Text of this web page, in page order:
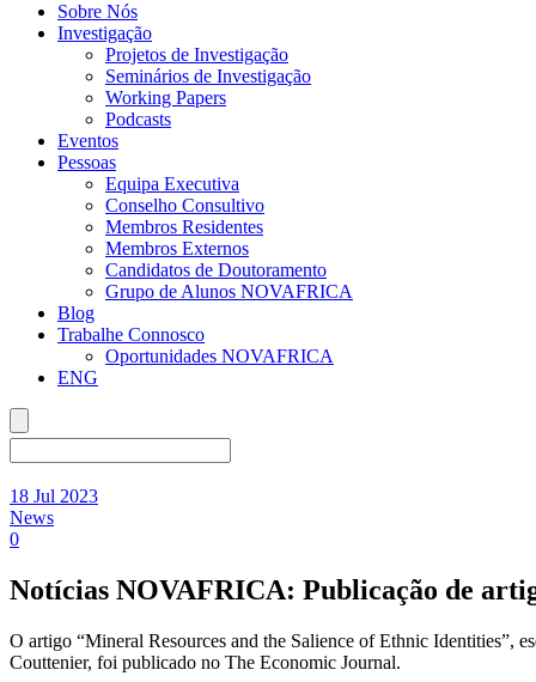
Sobre Nós
Investigação
Projetos de Investigação
Seminários de Investigação
Working Papers
Podcasts
Eventos
Pessoas
Equipa Executiva
Conselho Consultivo
Membros Residentes
Membros Externos
Candidatos de Doutoramento
Grupo de Alunos NOVAFRICA
Blog
Trabalhe Connosco
Oportunidades NOVAFRICA
ENG
18 Jul 2023
News
0
Notícias NOVAFRICA: Publicação de
O artigo “Mineral Resources and the Salience of Ethnic
Couttenier, foi publicado no The Economic Journal.